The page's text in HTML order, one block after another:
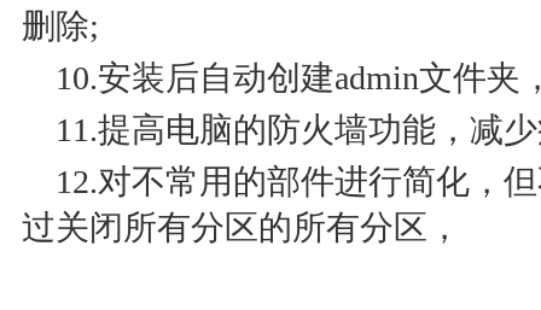
删除;
10.安装后自动创建admin文件
11.提高电脑的防火墙功能，减
12.对不常用的部件进行简化，
过关闭所有分区的所有分区，